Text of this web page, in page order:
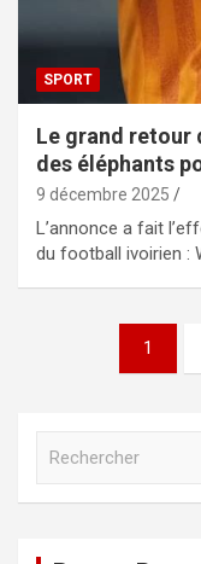
SPORT
Le grand retour
des éléphants
9 décembre 2025
L’annonce a fait
du football ivoirien :
1